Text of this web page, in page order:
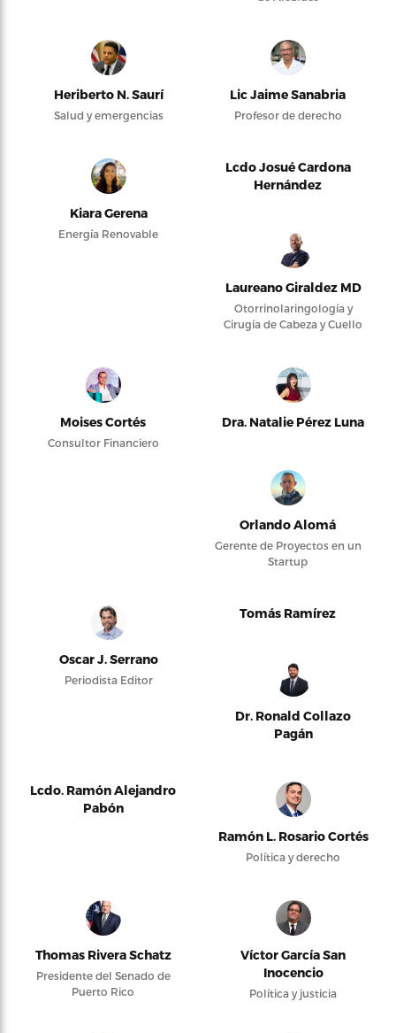
Heriberto N. Saurí
Salud y emergencias
Lic Jaime Sanabria
Profesor de derecho
Kiara Gerena
Energía Renovable
Lcdo Josué Cardona
Hernández
Laureano Giraldez MD
Otorrinolaringología y
Cirugía de Cabeza y Cuello
Moises Cortés
Consultor Financiero
Dra. Natalie Pérez Luna
Orlando Alomá
Gerente de Proyectos en un
Startup
Oscar J. Serrano
Periodista Editor
Tomás Ramírez
Dr. Ronald Collazo
Pagán
Lcdo. Ramón Alejandro
Pabón
Ramón L. Rosario Cortés
Política y derecho
Thomas Rivera Schatz
Presidente del Senado de
Puerto Rico
Víctor García San
Inocencio
Política y justicia